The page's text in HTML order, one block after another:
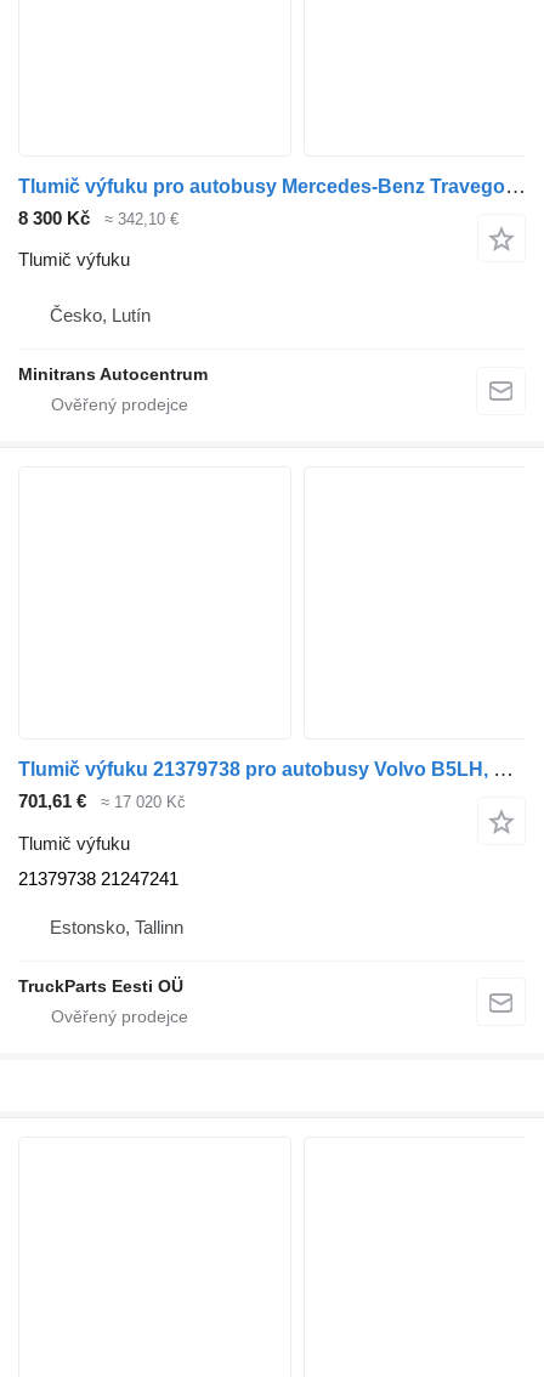
Tlumič výfuku pro autobusy Mercedes-Benz Travego, Tourismo
8 300 Kč ≈ 342,10 €
Tlumič výfuku
Česko, Lutín
Minitrans Autocentrum
Tlumič výfuku 21379738 pro autobusy Volvo B5LH, B0E (2008-)
701,61 € ≈ 17 020 Kč
Tlumič výfuku
21379738 21247241
Estonsko, Tallinn
TruckParts Eesti OÜ